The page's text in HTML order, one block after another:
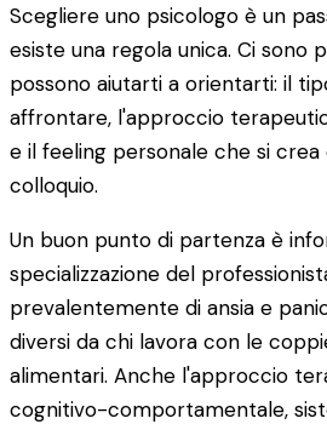
Scegliere uno psicologo è un
esiste una regola unica. Ci
possono aiutarti a orientarti: il
affrontare, l'approccio
e il feeling personale che si
colloquio.
Un buon punto di partenza è
specializzazione del
prevalentemente di ansia e
diversi da chi lavora con le
alimentari. Anche l'approccio
cognitivo-comportamentale,